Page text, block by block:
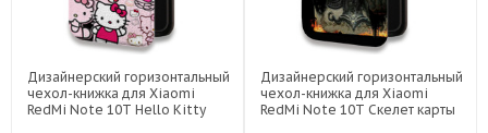
Дизайнерский горизонтальный
чехол-книжка для Xiaomi
RedMi Note 10T Hello Kitty
Дизайнерский горизонтальный
чехол-книжка для Xiaomi
RedMi Note 10T Скелет карты